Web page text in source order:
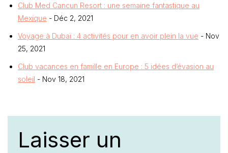
Club Med Cancun Resort : une semaine fantastique au
Mexique - Déc 2, 2021
Voyage à Dubaï : 4 activités pour en avoir plein la vue - Nov
25, 2021
Club vacances en famille en Europe : 5 idées d’évasion au
soleil - Nov 18, 2021
Laisser un